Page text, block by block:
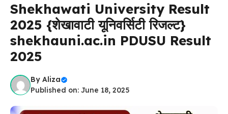
Shekhawati University Result
2025 {शेखावाटी यूनिवर्सिटी रिजल्ट}
shekhauni.ac.in PDUSU Result
2025
By Aliza
Published on: June 18, 2025